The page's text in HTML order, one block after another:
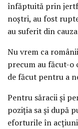
înfăptuită prin
noştri, au fost
au suferit din
Nu vrem ca
precum au făcut-o
de făcut pentru a
Pentru săracii şi
poziţia sa şi după
eforturile în